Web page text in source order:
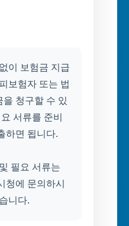
이 보험금 지급
보험자 또는 법
청구할 수 있
서류를 준비
하면 됩니다.
필요 서류는
청에 문의하시
니다.